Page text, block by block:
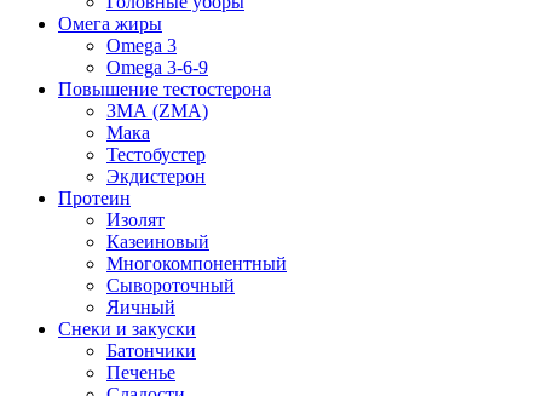
Омега жиры
Omega 3
Omega 3-6-9
Повышение тестостерона
ЗМА (ZMA)
Мака
Тестобустер
Экдистерон
Протеин
Изолят
Казеиновый
Многокомпонентный
Сывороточный
Яичный
Снеки и закуски
Батончики
Печенье